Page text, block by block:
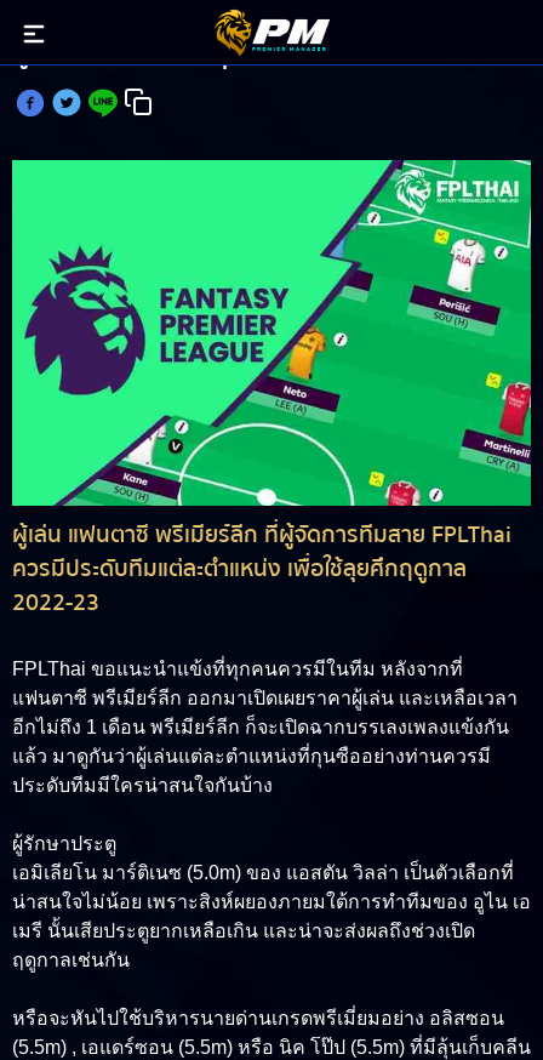
ผู้เล่นแต่ละตำแหน่งที่กุนซือ FPLThai ควรมีประดับทีม
ผู้เล่น แฟนตาซี พรีเมียร์ลีก ที่ผู้จัดการทีมสาย FPLThai
ควรมีประดับทีมแต่ละตำแหน่ง เพื่อใช้ลุยศึกฤดูกาล
2022-23
FPLThai ขอแนะนำแข้งที่ทุกคนควรมีในทีม หลังจากที่
แฟนตาซี พรีเมียร์ลีก ออกมาเปิดเผยราคาผู้เล่น และเหลือเวลา
อีกไม่ถึง 1 เดือน พรีเมียร์ลีก ก็จะเปิดฉากบรรเลงเพลงแข้งกัน
แล้ว มาดูกันว่าผู้เล่นแต่ละตำแหน่งที่กุนซืออย่างท่านควรมี
ประดับทีมมีใครน่าสนใจกันบ้าง
ผู้รักษาประตู
เอมิเลียโน มาร์ติเนซ (5.0m) ของ แอสตัน วิลล่า เป็นตัวเลือกที่
น่าสนใจไม่น้อย เพราะสิงห์ผยองภายมใต้การทำทีมของ อูไน เอ
เมรี นั้นเสียประตูยากเหลือเกิน และน่าจะส่งผลถึงช่วงเปิด
ฤดูกาลเช่นกัน
หรือจะหันไปใช้บริหารนายด่านเกรดพรีเมี่ยมอย่าง อลิสซอน
(5.5m) , เอแดร์ซอน (5.5m) หรือ นิค โป๊ป (5.5m) ที่มีลุ้นเก็บคลีน